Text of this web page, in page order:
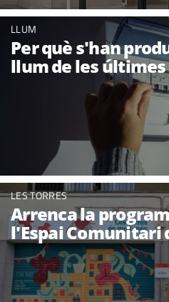
LLUM
Per què s'han
llum de les
LES TORRES
Arrenca la
l'Espai Comunitari